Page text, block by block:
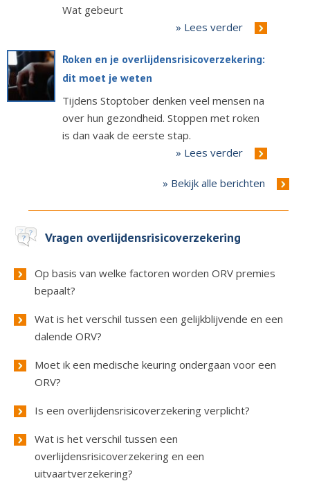
Wat gebeurt
» Lees verder
Roken en je overlijdensrisicoverzekering:
dit moet je weten
Tijdens Stoptober denken veel mensen na
over hun gezondheid. Stoppen met roken
is dan vaak de eerste stap.
» Lees verder
» Bekijk alle berichten
Vragen overlijdensrisicoverzekering
Op basis van welke factoren worden ORV premies
bepaalt?
Wat is het verschil tussen een gelijkblijvende en een
dalende ORV?
Moet ik een medische keuring ondergaan voor een
ORV?
Is een overlijdensrisicoverzekering verplicht?
Wat is het verschil tussen een
overlijdensrisicoverzekering en een
uitvaartverzekering?